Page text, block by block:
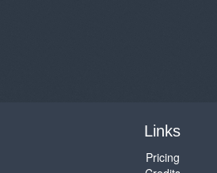
Links
Pricing